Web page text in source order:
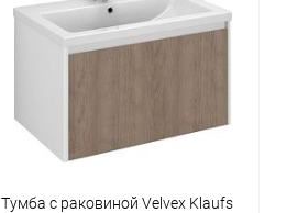
Купить в 1 клик Сравнение
Тумба с раковиной Velvex Klaufs